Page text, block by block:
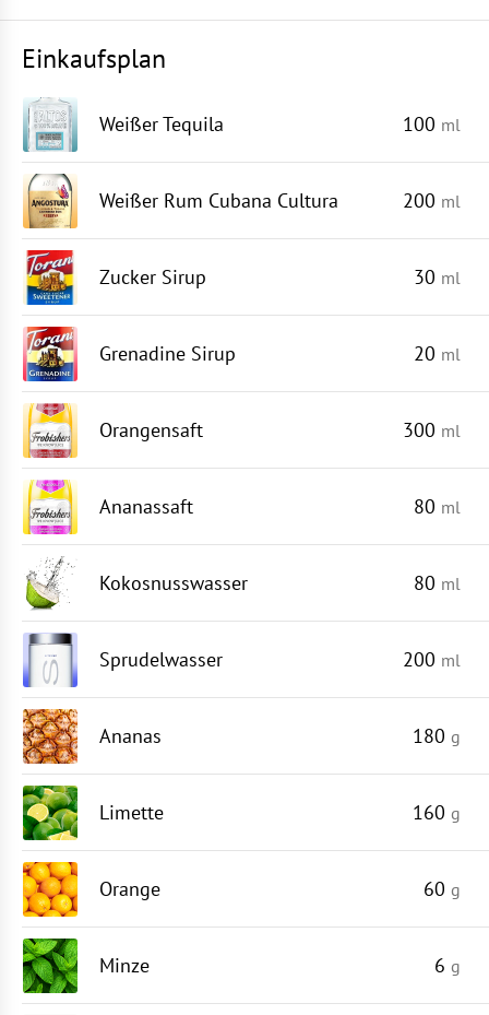
Einkaufsplan
Weißer Tequila 100 ml
Weißer Rum Cubana Cultura 200 ml
Zucker Sirup 30 ml
Grenadine Sirup 20 ml
Orangensaft 300 ml
Ananassaft 80 ml
Kokosnusswasser 80 ml
Sprudelwasser 200 ml
Ananas 180 g
Limette 160 g
Orange 60 g
Minze 6 g